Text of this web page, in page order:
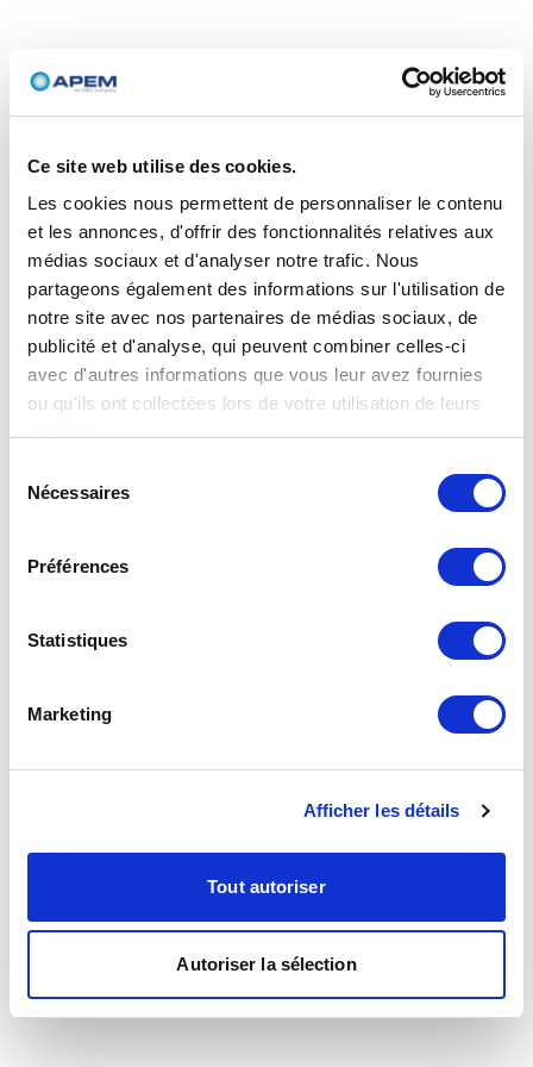
Ce site web utilise des cookies.
Les cookies nous permettent de personnaliser le contenu
et les annonces, d'offrir des fonctionnalités relatives aux
médias sociaux et d'analyser notre trafic. Nous
partageons également des informations sur l'utilisation de
notre site avec nos partenaires de médias sociaux, de
publicité et d'analyse, qui peuvent combiner celles-ci
avec d'autres informations que vous leur avez fournies
ou qu'ils ont collectées lors de votre utilisation de leurs
Nécessaires
Préférences
Statistiques
Marketing
Afficher les détails
Tout autoriser
Autoriser la sélection